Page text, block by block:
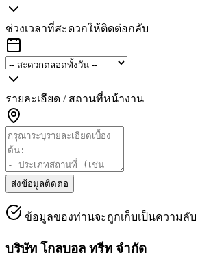
ช่วงเวลาที่สะดวกให้ติดต่อกลับ
รายละเอียด / สถานที่หน้างาน
ส่งข้อมูลติดต่อ
ข้อมูลของท่านจะถูกเก็บเป็นความลับ
บริษัท โกลบอล ทรีท จำกัด